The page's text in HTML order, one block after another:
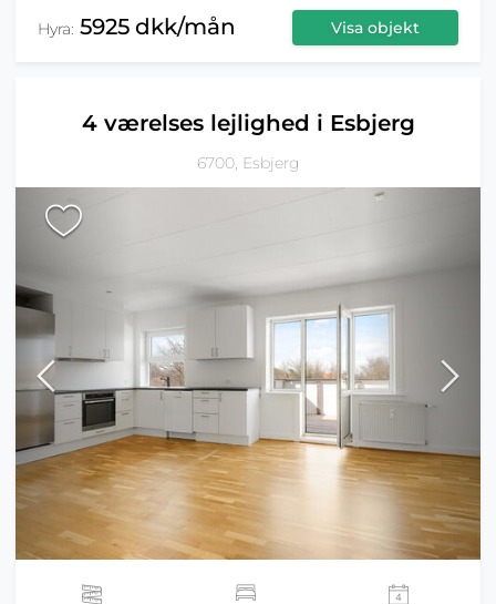
Hyra: 5925 dkk/mån Visa objekt
4 værelses lejlighed i Esbjerg
6700, Esbjerg